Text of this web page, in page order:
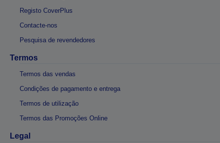
Registo CoverPlus
Contacte-nos
Pesquisa de revendedores
Termos
Termos das vendas
Condições de pagamento e entrega
Termos de utilização
Termos das Promoções Online
Legal